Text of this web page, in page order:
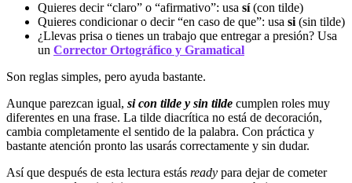
Quieres decir “claro” o “afirmativo”: usa sí(con tilde)
Quieres condicionar o decir “en caso de que”: usa si (sin tilde)
¿Llevas prisa o tienes un trabajo que entregar a presión? Usa
un Corrector Ortográfico y Gramatical
Son reglas simples, pero ayuda bastante.
Aunque parezcan igual, si con tilde y sin tilde cumplen roles muy
diferentes en una frase. La tilde diacrítica no está de decoración,
cambia completamente el sentido de la palabra. Con práctica y
bastante atención pronto las usarás correctamente y sin dudar.
Así que después de esta lectura estás ready para dejar de cometer